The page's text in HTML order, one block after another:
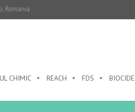
Romania
CHIMIC REACH FDS BIOCIDE